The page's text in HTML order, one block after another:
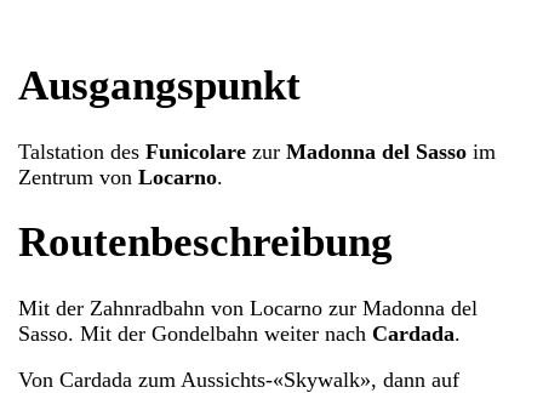
Ausgangspunkt
Talstation desFunicolare zurMadonna del Sasso im
Zentrum vonLocarno.
Routenbeschreibung
Mit der Zahnradbahn von Locarno zur Madonna del
Sasso. Mit der Gondelbahn weiter nachCardada.
Von Cardada zum Aussichts-«Skywalk», dann auf